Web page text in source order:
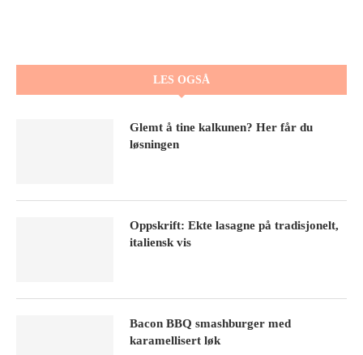
LES OGSÅ
Glemt å tine kalkunen? Her får du
løsningen
Oppskrift: Ekte lasagne på tradisjonelt,
italiensk vis
Bacon BBQ smashburger med
karamellisert løk